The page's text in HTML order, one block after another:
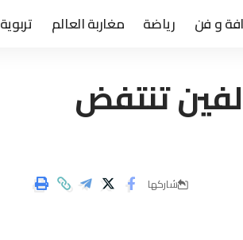
و فن رياضة مغاربة العالم تربوية
تنتفض
شاركها